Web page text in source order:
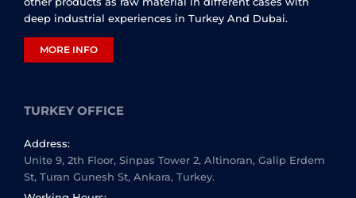
deep industrial experiences in Turkey And Dubai.
MORE INFO
TURKEY OFFICE
Address:
Unite 9, 2th Floor, Sinpas Tower 2, Altinoran, Galip Erdem
St, Turan Gunesh St, Ankara, Turkey.